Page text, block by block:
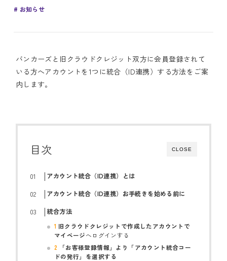
お知らせ
バンカーズと旧クラウドクレジット双方に会員登録されて
いる方へアカウントを1つに統合（ID連携）する方法をご案
内します。
CLOSE
目次
アカウント統合（ID連携）とは
アカウント統合（ID連携）お手続きを始める前に
統合方法
1 旧クラウドクレジットで作成したアカウントで
マイページへログインする
2
「お客様登録情報」より「アカウント統合コー
ドの発行」を選択する